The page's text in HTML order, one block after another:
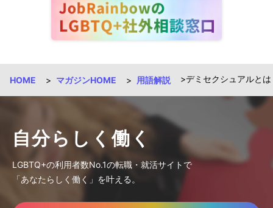
HOME マガジンHOME 用語解説 デミセクシュアルと
自分らしく働く
LGBTQ+の利用者数No.1の転職・就活サイトで
「あなたらしく働く」を叶える。